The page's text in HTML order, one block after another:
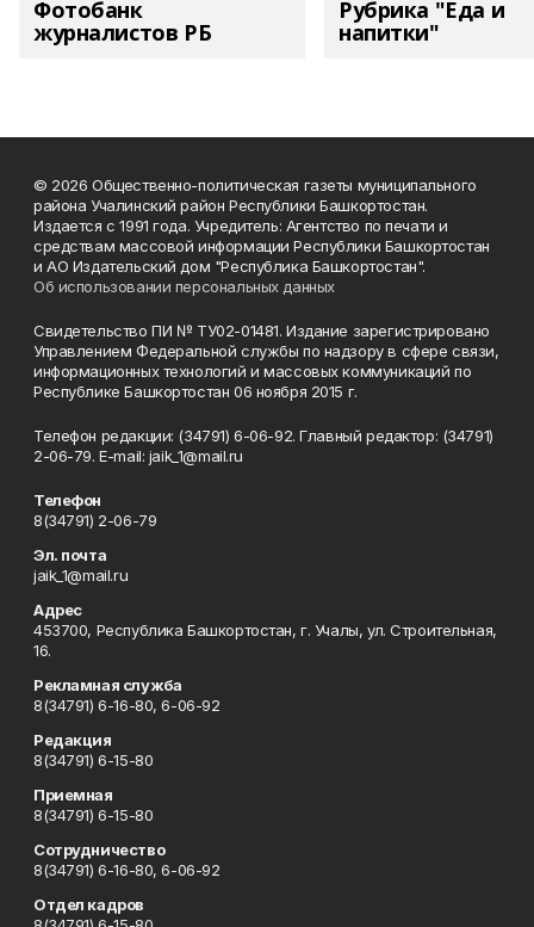
Фотобанк
журналистов РБ
Рубрика "Еда и
напитки"
© 2026 Общественно-политическая газеты муниципального
района Учалинский район Республики Башкортостан.
Издается с 1991 года. Учредитель: Агентство по печати и
средствам массовой информации Республики Башкортостан
и АО Издательский дом "Республика Башкортостан".
Об использовании персональных данных
Свидетельство ПИ № ТУ02-01481. Издание зарегистрировано
Управлением Федеральной службы по надзору в сфере связи,
информационных технологий и массовых коммуникаций по
Республике Башкортостан 06 ноября 2015 г.
Телефон редакции: (34791) 6-06-92. Главный редактор: (34791)
2-06-79. Е-mаil: jaik_1@mail.ru
Телефон
8(34791) 2-06-79
Эл. почта
jaik_1@mail.ru
Адрес
453700, Республика Башкортостан, г. Учалы, ул. Строительная,
16.
Рекламная служба
8(34791) 6-16-80, 6-06-92
Редакция
8(34791) 6-15-80
Приемная
8(34791) 6-15-80
Сотрудничество
8(34791) 6-16-80, 6-06-92
Отдел кадров